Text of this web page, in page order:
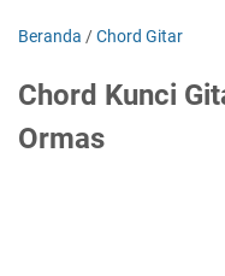
Beranda /Chord Gitar
Chord Kunci
Ormas